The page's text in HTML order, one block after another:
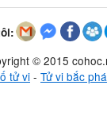
© 2015
tử vi- Tử vi bắc